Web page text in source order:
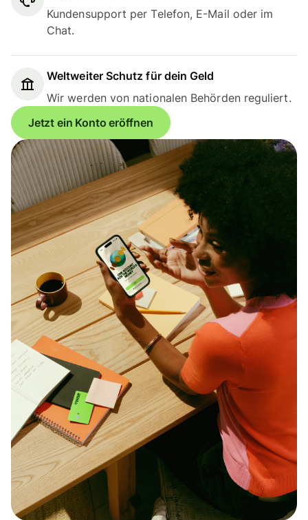
Kundensupport per Telefon, E-Mail oder im
Chat.
Weltweiter Schutz für dein Geld
Wir werden von nationalen Behörden reguliert.
Jetzt ein Konto eröffnen